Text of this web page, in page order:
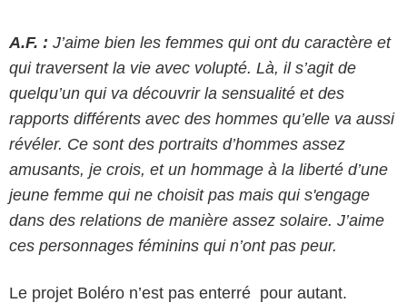
A.F. : J’aime bien les femmes qui ont du caractère et
qui traversent la vie avec volupté. Là, il s’agit de
quelqu’un qui va découvrir la sensualité et des
rapports différents avec des hommes qu’elle va aussi
révéler. Ce sont des portraits d’hommes assez
amusants, je crois, et un hommage à la liberté d’une
jeune femme qui ne choisit pas mais qui s'engage
dans des relations de manière assez solaire. J’aime
ces personnages féminins qui n’ont pas peur.
Le projet Boléro n’est pas enterré pour autant.